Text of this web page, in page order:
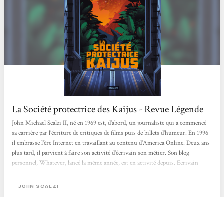
La Société protectrice des Kaijus - Revue Légende
John Michael Scalzi II, né en 1969 est, d’abord, un journaliste qui a commencé
sa carrière par l’écriture de critiques de films puis de billets d’humeur. En 1996
il embrasse l’ère Internet en travaillant au contenu d’America Online. Deux ans
plus tard, il parvient à faire son activité d’écrivain son métier. Son blog
personnel, Whatever, lancé la même année, est en activité depuis. Ecrivain
dans tous les domaines, de la critique de films à la rédaction...
JOHN SCALZI